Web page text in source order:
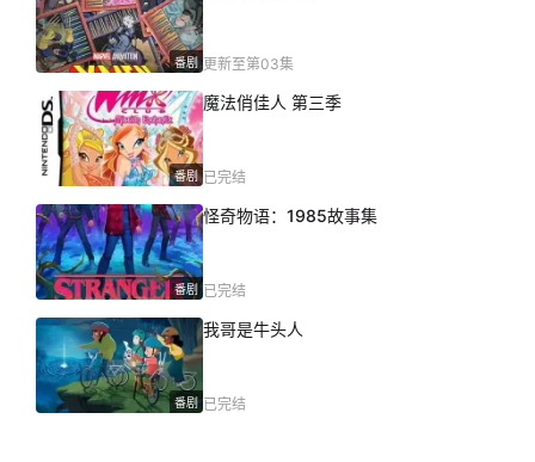
番剧 更新至第03集
番剧
魔法俏佳人 第三季
已完结
番剧
怪奇物语：1985故事集
已完结
番剧
我哥是牛头人
已完结